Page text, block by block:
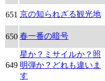
651 京の知られざる観光地
650 春一番の暗号
649
星か？ミサイルか？照
明弾か？どれも違いま
す